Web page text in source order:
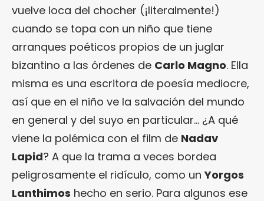
vuelve loca del chocher (¡literalmente!)
cuando se topa con un niño que tiene
arranques poéticos propios de un juglar
bizantino a las órdenes de Carlo Magno. Ella
misma es una escritora de poesía mediocre,
así que en el niño ve la salvación del mundo
en general y del suyo en particular… ¿A qué
viene la polémica con el film de Nadav
Lapid? A que la trama a veces bordea
peligrosamente el ridículo, como unYorgos
Lanthimos hecho en serio. Para algunos ese